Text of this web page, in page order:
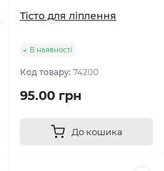
Тісто для ліплення
В наявності
Код товару: 74200
95.00 грн
До кошика